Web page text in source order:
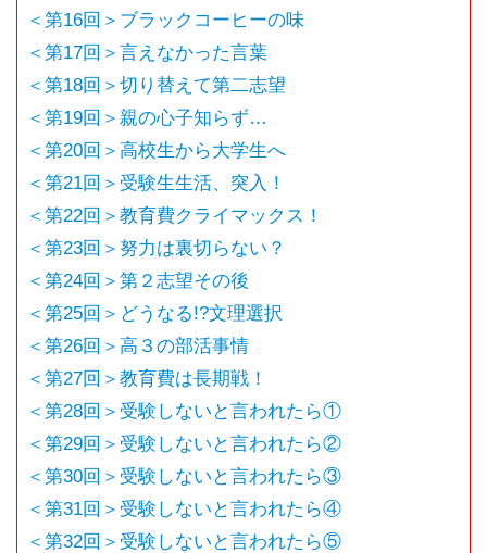
＜第16回＞ブラックコーヒーの味
＜第17回＞言えなかった言葉
＜第18回＞切り替えて第二志望
＜第19回＞親の心子知らず…
＜第20回＞高校生から大学生へ
＜第21回＞受験生生活、突入！
＜第22回＞教育費クライマックス！
＜第23回＞努力は裏切らない？
＜第24回＞第２志望その後
＜第25回＞どうなる!?文理選択
＜第26回＞高３の部活事情
＜第27回＞教育費は長期戦！
＜第28回＞受験しないと言われたら①
＜第29回＞受験しないと言われたら②
＜第30回＞受験しないと言われたら③
＜第31回＞受験しないと言われたら④
＜第32回＞受験しないと言われたら⑤